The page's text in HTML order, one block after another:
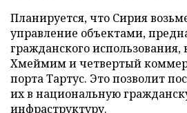
Планируется, что Сирия
управление объектами,
гражданского использования,
Хмеймим и четвертый
порта Тартус. Это позволит
их в национальную
инфраструктуру.